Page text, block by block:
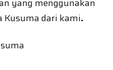
yang menggunakan
dari kami.